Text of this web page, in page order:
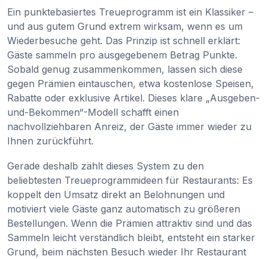
Ein punktebasiertes Treueprogramm ist ein Klassiker –
und aus gutem Grund extrem wirksam, wenn es um
Wiederbesuche geht. Das Prinzip ist schnell erklärt:
Gäste sammeln pro ausgegebenem Betrag Punkte.
Sobald genug zusammenkommen, lassen sich diese
gegen Prämien eintauschen, etwa kostenlose Speisen,
Rabatte oder exklusive Artikel. Dieses klare „Ausgeben-
und-Bekommen“-Modell schafft einen
nachvollziehbaren Anreiz, der Gäste immer wieder zu
Ihnen zurückführt.
Gerade deshalb zählt dieses System zu den
beliebtesten Treueprogrammideen für Restaurants: Es
koppelt den Umsatz direkt an Belohnungen und
motiviert viele Gäste ganz automatisch zu größeren
Bestellungen. Wenn die Prämien attraktiv sind und das
Sammeln leicht verständlich bleibt, entsteht ein starker
Grund, beim nächsten Besuch wieder Ihr Restaurant